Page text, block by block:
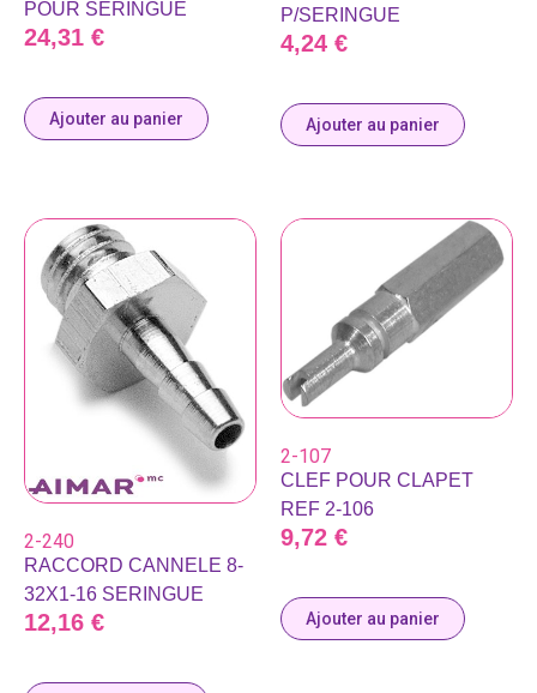
POUR SERINGUE
24,31 €
Ajouter au panier
P/SERINGUE
4,24 €
Ajouter au panier
2-240
RACCORD CANNELE 8-
32X1-16 SERINGUE
12,16 €
2-107
CLEF POUR CLAPET
REF 2-106
9,72 €
Ajouter au panier